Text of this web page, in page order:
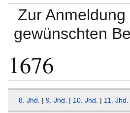
Zur
gewünschten
1676
Navigation
Suche
8. Jhd. | 9. Jhd. | 10. Jhd. | 11. Jhd.